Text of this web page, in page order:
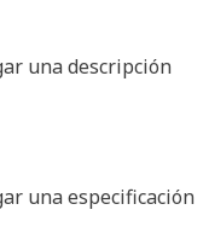
una descripción
una especificación